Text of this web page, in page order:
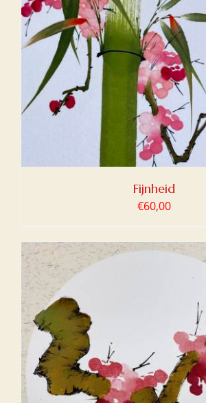
Fijnheid
€60,00